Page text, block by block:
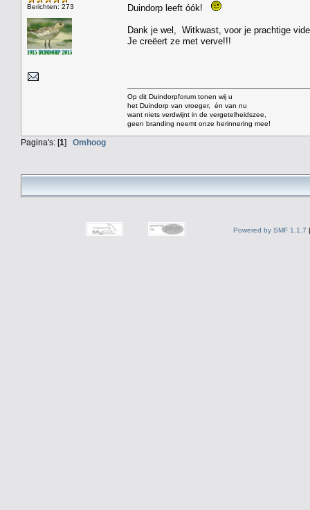
Berichten: 273 Duindorp leeft óók!
Dank je wel, Witkwast, voor je prachtige
Je creëert ze met verve!!!
Op dit Duindorpforum tonen wij u
het Duindorp van vroeger, én van nu
want niets verdwijnt in de vergetelheidszee,
geen branding neemt onze herinnering mee!
Pagina's: [1] Omhoog
Powered by SMF 1.1.7